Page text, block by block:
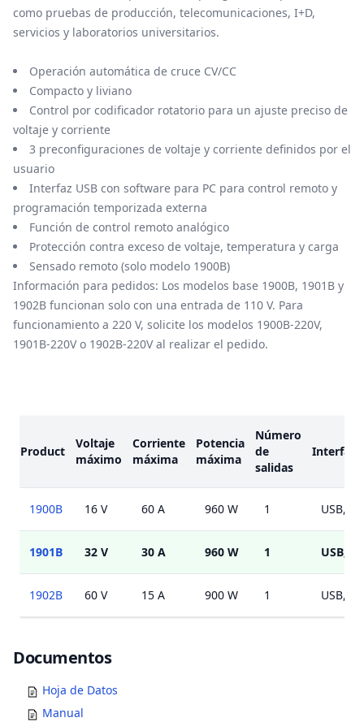
como pruebas de producción, telecomunicaciones, I+D,
servicios y laboratorios universitarios.
Operación automática de cruce CV/CC
Compacto y liviano
Control por codificador rotatorio para un ajuste preciso de
voltaje y corriente
3 preconfiguraciones de voltaje y corriente definidos por el
usuario
Interfaz USB con software para PC para control remoto y
programación temporizada externa
Función de control remoto analógico
Protección contra exceso de voltaje, temperatura y carga
Sensado remoto (solo modelo 1900B)
Información para pedidos: Los modelos base 1900B, 1901B y
1902B funcionan solo con una entrada de 110 V. Para
funcionamiento a 220 V, solicite los modelos 1900B-220V,
1901B-220V o 1902B-220V al realizar el pedido.
Product
Voltaje
máximo
Corriente
máxima
Potencia
máxima
Número
de
salidas
Interfaz
1900B 16 V 60 A 960 W 1 USB,
1901B 32 V 30 A 960 W 1 USB,
1902B 60 V 15 A 900 W 1 USB,
Documents
Documentos
Hoja de Datos
Manual